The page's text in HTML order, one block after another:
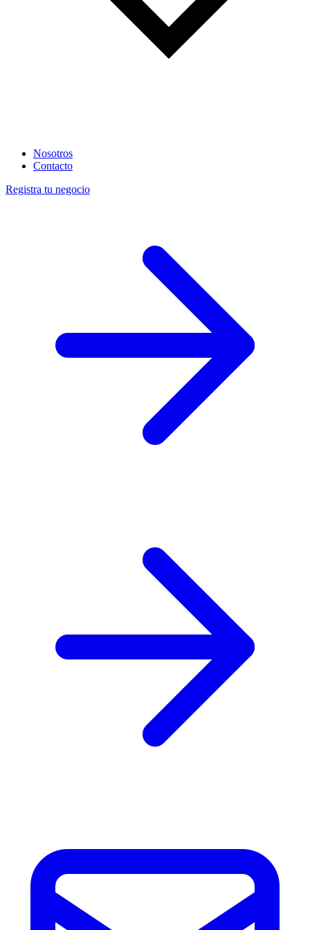
Nosotros
Contacto
Registra tu negocio